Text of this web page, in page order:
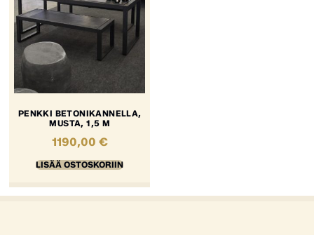
PENKKI BETONIKANNELLA,
MUSTA, 1,5 M
1190,00 €
LISÄÄ OSTOSKORIIN